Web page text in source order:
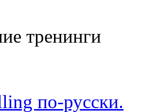
тренинги
по-русски.